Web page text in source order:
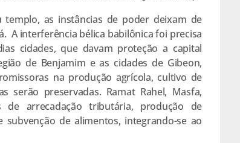
as instâncias de poder deixam de
A interferência bélica babilônica foi precisa
cidades, que davam proteção a capital
de Benjamim e as cidades de Gibeon,
na produção agrícola, cultivo de
serão preservadas. Ramat Rahel, Masfa,
de arrecadação tributária, produção de
de alimentos, integrando-se ao